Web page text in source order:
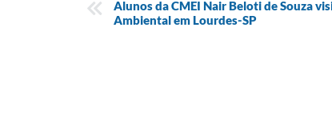
Alunos da CMEI Nair Beloti de Souza
Ambiental em Lourdes-SP